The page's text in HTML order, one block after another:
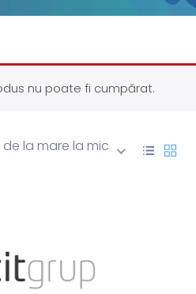
nu poate fi cumpărat.
la mare la mic